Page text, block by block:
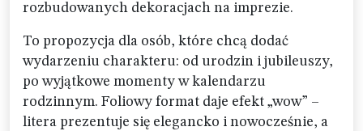
rozbudowanych dekoracjach na imprezie.
To propozycja dla osób, które chcą dodać
wydarzeniu charakteru: od urodzin i jubileuszy,
po wyjątkowe momenty w kalendarzu
rodzinnym. Foliowy format daje efekt „wow” –
litera prezentuje się elegancko i nowocześnie, a